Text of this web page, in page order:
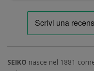
SEIKO nasce nel 1881